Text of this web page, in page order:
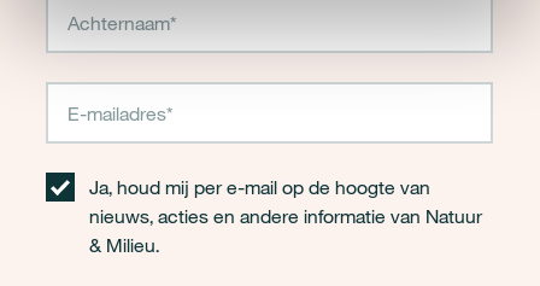
Ja, houd mij per e-mail op de hoogte van
nieuws, acties en andere informatie van Natuur
& Milieu.